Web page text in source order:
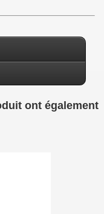
ont également